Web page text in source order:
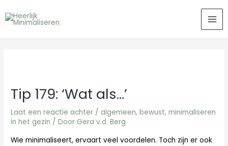
naar
Tip 179: ‘Wat als…’
Laat een reactie achter / algemeen,bewust,minimaliseren
in het gezin / Door Gera v.d. Berg
Wie minimaliseert, ervaart veel voordelen. Toch zijn er ook